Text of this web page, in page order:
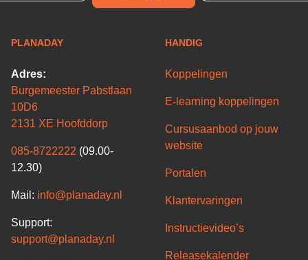
PLANADAY
Adres:
Burgemeester Pabstlaan
10D6
2131 XE Hoofddorp
085-8722222 (09.00-
12.30)
Mail: info@planaday.nl
Support:
support@planaday.nl
HANDIG
Koppelingen
E-learning koppelingen
Cursusaanbod op jouw
website
Portalen
Klantervaringen
Instructievideo’s
Releasekalender